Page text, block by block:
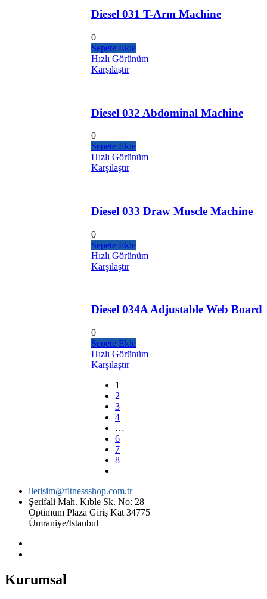
Diesel 031 T-Arm Machine
0
Sepete Ekle
Hızlı Görünüm
Karşılaştır
Diesel 032 Abdominal Machine
0
Sepete Ekle
Hızlı Görünüm
Karşılaştır
Diesel 033 Draw Muscle Machine
0
Sepete Ekle
Hızlı Görünüm
Karşılaştır
Diesel 034A Adjustable Web Board
0
Sepete Ekle
Hızlı Görünüm
Karşılaştır
1
2
3
4
…
6
7
8
iletisim@fitnessshop.com.tr
Şerifali Mah. Kıble Sk. No: 28
Optimum Plaza Giriş Kat 34775
Ümraniye/İstanbul
Kurumsal